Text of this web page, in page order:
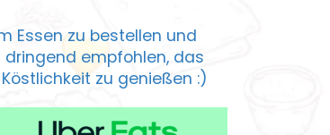
Essen zu bestellen und
dringend empfohlen, das
zu genießen :)